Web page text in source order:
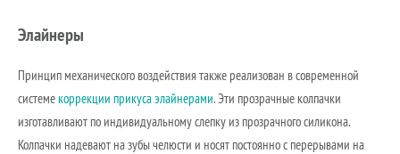
Элайнеры
Принцип механического воздействия также реализован в современной
системекоррекции прикуса элайнерами. Эти прозрачные колпачки
изготавливают по индивидуальному слепку из прозрачного силикона.
Колпачки надевают на зубы челюсти и носят постоянно с перерывами на